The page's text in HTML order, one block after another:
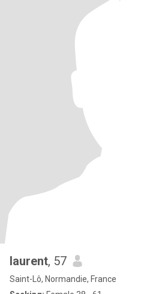
laurent, 57
Saint-Lô, Normandie, France